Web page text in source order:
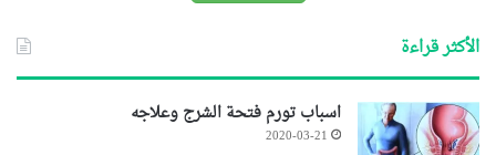
الأكثر قراءة
اسباب تورم فتحة الشرج وعلاجه
2020-03-21